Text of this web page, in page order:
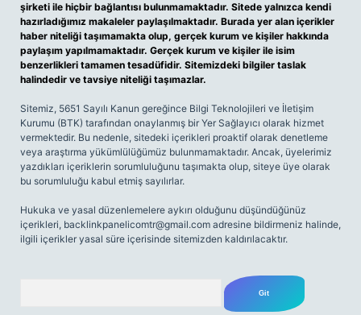
şirketi ile hiçbir bağlantısı bulunmamaktadır. Sitede yalnızca kendi
hazırladığımız makaleler paylaşılmaktadır. Burada yer alan içerikler
haber niteliği taşımamakta olup, gerçek kurum ve kişiler hakkında
paylaşım yapılmamaktadır. Gerçek kurum ve kişiler ile isim
benzerlikleri tamamen tesadüfidir. Sitemizdeki bilgiler taslak
halindedir ve tavsiye niteliği taşımazlar.
Sitemiz, 5651 Sayılı Kanun gereğince Bilgi Teknolojileri ve İletişim
Kurumu (BTK) tarafından onaylanmış bir Yer Sağlayıcı olarak hizmet
vermektedir. Bu nedenle, sitedeki içerikleri proaktif olarak denetleme
veya araştırma yükümlülüğümüz bulunmamaktadır. Ancak, üyelerimiz
yazdıkları içeriklerin sorumluluğunu taşımakta olup, siteye üye olarak
bu sorumluluğu kabul etmiş sayılırlar.
Hukuka ve yasal düzenlemelere aykırı olduğunu düşündüğünüz
içerikleri, backlinkpanelicomtr@gmail.com adresine bildirmeniz halinde,
ilgili içerikler yasal süre içerisinde sitemizden kaldırılacaktır.